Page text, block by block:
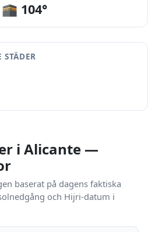
🕋 104°
i Alicante —
baserat på dagens faktiska
och Hijri-datum i